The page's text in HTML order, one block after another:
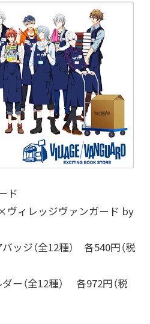
ド
ヴィレッジヴァンガード by
ッジ（全12種） 各540円（税
ー（全12種） 各972円（税